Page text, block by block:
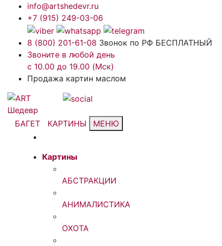
info@artshedevr.ru
+7 (915) 249-03-06
8 (800) 201-61-08 Звонок по РФ БЕСПЛАТНЫЙ
Звоните в любой день
с 10.00 до 19.00 (Мск)
Продажа картин маслом
БАГЕТ КАРТИНЫ МЕНЮ
Картины
АБСТРАКЦИИ
АНИМАЛИСТИКА
ОХОТА